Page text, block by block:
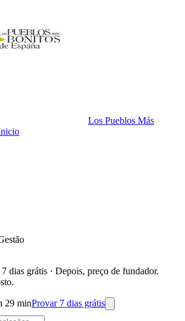
Los Pueblos Más
dias grátis · Depois, preço de fundador.
29 minProvar 7 dias grátis